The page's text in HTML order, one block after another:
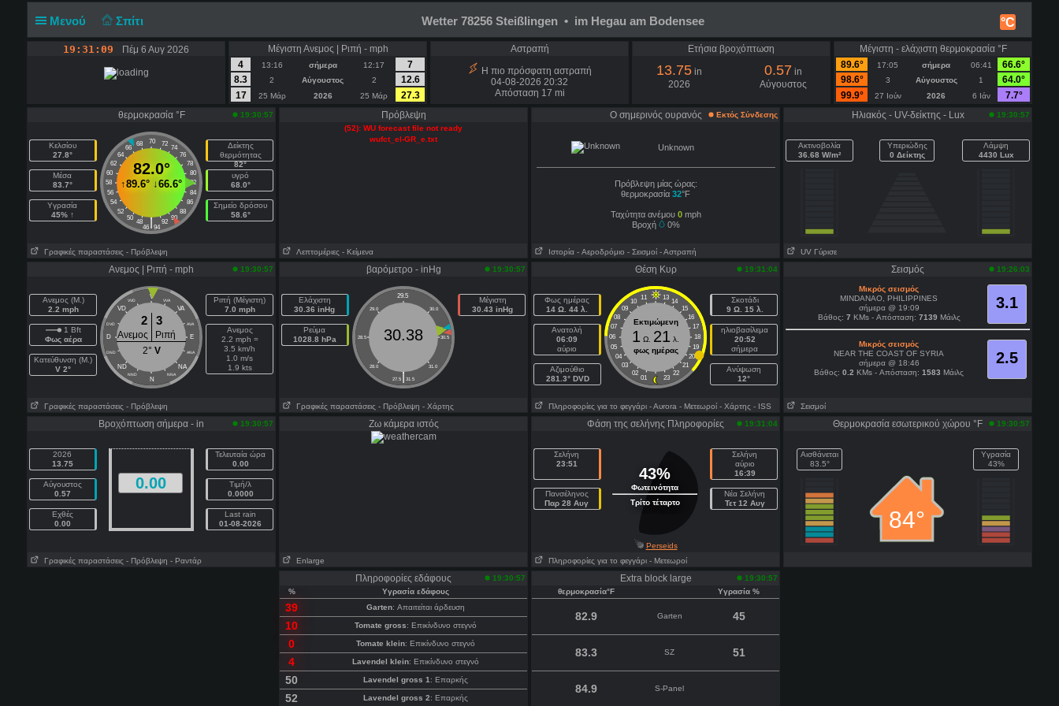
Μενού Σπίτι °C
Wetter 78256 Steißlingen • im Hegau am Bodensee
19:31:10 Πέμ 6 Αυγ 2026
Μέγιστη Ανεμος | Ριπή - mph
4
13:16 σήμερα 12:17
7
8.3
2 Αύγουστος 2
12.6
17
25 Μάρ 2026 25 Μάρ 27.3
Αστραπή
Η πιο πρόσφατη αστραπή
04-08-2026 20:32
Απόσταση 17 mi
Ετήσια βροχόπτωση
13.75 in
2026
0.57 in
Αύγουστος
Μέγιστη - ελάχιστη θερμοκρασία °F
89.6°
17:05 σήμερα 06:41
66.6°
98.6°
3 Αύγουστος 1
64.0°
99.9°
27 Ιούν 2026 6 Ιάν
7.7°
θερμοκρασία °F
19:30:57
Κελσίου
27.8°
Μέσα
83.7°
Υγρασία
45% ↑
70
68 72
66
74
64
76
62
78
60
80
58
82
56
84
54
86
52
88
50
90
48 92
|
46 94
82.0°
↑89.6° ↓66.6°
Δείκτης
θερμότητας
82°
υγρό
68.0°
Σημείο δρόσου
58.6°
Γραφικές παραστάσεις - Πρόβλεψη
Πρόβλεψη
(52): WU forecast file not ready
wufct_el-GR_e.txt
Λεπτομέριες - Κείμενα
Ο σημερινός ουρανός Εκτός Σύνδεσης
Unknown
Πρόβλεψη μίας ώρας:
θερμοκρασία 32°F
Ταχύτητα ανέμου 0mph
Βροχή
0%
Ιστορία - Aεροδρόμιο - Σεισμοί - Αστραπή
Ηλιακός - UV-δείκτης - Lux 19:30:57
Ακτινοβολία
36.68 W/m²
Υπεριώδης
0 Δείκτης
Λάμψη
4430 Lux
UV Γύρισε
Ανεμος | Ριπή - mph 19:30:57
Ανεμος (Μ.)
2.2 mph
1 Bft
Φως αέρα
Κατεύθυνση (Μ.)
V 2°
V
VVD VVA
VD VA
DVD AVA
D E
DND ANA
ND NA
NND NNA
N
2 3
Ανεμος
Ριπή
2° V
Ριπή (Μέγιστη)
7.0 mph
Ανεμος
2.2 mph =
3.5 km/h
1.0 m/s
1.9 kts
Γραφικές παραστάσεις - Πρόβλεψη
βαρόμετρο - inHg 19:30:57
Ελάχιστη
30.36 inHg
Ρεύμα
1028.8 hPa
29.5
29.0 30.0
28.5 30.5
28.0 31.0
|
27.5 31.5
30.38
Μέγιστη
30.43 inHg
Γραφικές παραστάσεις - Πρόβλεψη - Χάρτης
Θέση Κυρ 19:31:04
Φως ημέρας
14 Ω. 44 λ.
Ανατολή
06:09
αύριο
Aζιμούθιο
281.3° DVD
11 13
10
14
09
15
08
16
07
17
06
18
05
19
04
20
03
21
02
22
01 23
Εκτιμώμενη
1 Ω. 21 λ.
φως ημέρας
Σκοτάδι
9 Ω. 15 λ.
ηλιοβασίλεμα
20:52
σήμερα
Ανύψωση
12°
Πληροφορίες για το φεγγάρι - Αυrora - Μετεωροί - Χάρτης - ISS
Σεισμός 19:26:03
3.1
Μικρός σεισμός
MINDANAO, PHILIPPINES
σήμερα @ 19:09
Βάθος: 7 KMs - Απόσταση: 7139 Μάιλς
2.5
Μικρός σεισμός
NEAR THE COAST OF SYRIA
σήμερα @ 18:46
Βάθος: 0.2 KMs - Απόσταση: 1583 Μάιλς
Σεισμοί
Βροχόπτωση σήμερα - in 19:30:57
2026
13.75
Αύγουστος
0.57
Εχθές
0.00
0.00
Τελευταία ώρα
0.00
Τιμή/λ
0.0000
Last rain
01-08-2026
Γραφικές παραστάσεις - Πρόβλεψη - Ραντάρ
Ζω κάμερα ιστός
Enlarge
Φάση της σελήνης Πληροφορίες 19:31:04
Σελήνη
23:51
Πανσέληνος
Παρ 28 Αυγ
43%
Φωτεινότητα
Τρίτο τέταρτο
Σελήνη
αύριο
16:39
Νέα Σελήνη
Τετ 12 Αυγ
Perseids
Πληροφορίες για το φεγγάρι - Μετεωροί
Θερμοκρασία εσωτερικού χώρου °F 19:30:57
Αισθάνεται
83.5°
84°
Υγρασία
43%
Πληροφορίες εδάφους
19:30:57
%
Υγρασία εδάφους
39 Garten: Απαιτείται άρδευση
10 Tomate gross: Επικίνδυνο στεγνό
0 Tomate klein: Επικίνδυνο στεγνό
4 Lavendel klein: Επικίνδυνο στεγνό
50 Lavendel gross 1 : Επαρκής
52 Lavendel gross 2: Επαρκής
Extra block large
19:30:57
θερμοκρασία°F
Υγρασία %
82.9 Garten 45
83.3 SZ 51
84.9 S-Panel